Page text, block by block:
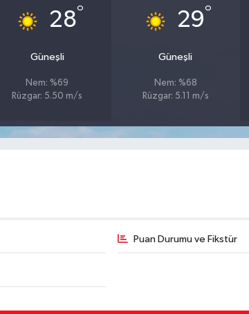
28°
Güneşli
Nem: %69
Rüzgar: 5.50 m/s
29°
Güneşli
Nem: %68
Rüzgar: 5.11 m/s
Puan Durumu ve Fikstür